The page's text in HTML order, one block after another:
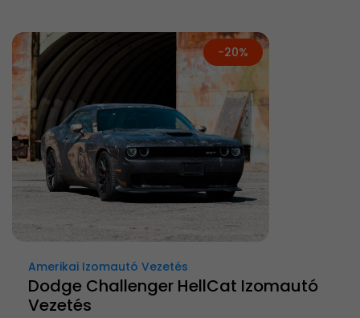
-20%
Amerikai Izomautó Vezetés
Dodge Challenger HellCat Izomautó
Vezetés